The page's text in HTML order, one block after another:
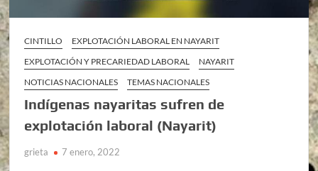
CINTILLO
EXPLOTACIÓN LABORAL EN NAYARIT
EXPLOTACIÓN Y PRECARIEDAD LABORAL
NAYARIT
NOTICIAS NACIONALES
TEMAS NACIONALES
Indígenas nayaritas sufren de
explotación laboral (Nayarit)
grieta 7 enero, 2022